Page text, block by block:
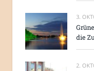
3.
die
2.